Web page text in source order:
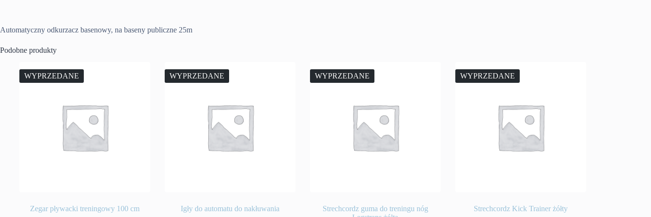
Automatyczny odkurzacz basenowy, na baseny publiczne 25m
Podobne produkty
WYPRZEDANE
Zegar pływacki treningowy 100 cm
WYPRZEDANE
Igły do automatu do nakłuwania
WYPRZEDANE
Strechcordz guma do treningu nóg
WYPRZEDANE
Strechcordz Kick Trainer żółty